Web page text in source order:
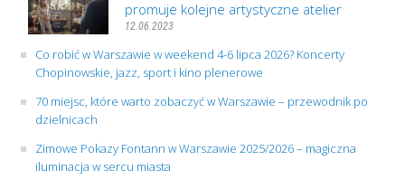
promuje kolejne artystyczne atelier
12.06.2023
Co robić w Warszawie w weekend 4-6 lipca 2026? Koncerty
Chopinowskie, jazz, sport i kino plenerowe
70 miejsc, które warto zobaczyć w Warszawie – przewodnik po
dzielnicach
Zimowe Pokazy Fontann w Warszawie 2025/2026 – magiczna
iluminacja w sercu miasta